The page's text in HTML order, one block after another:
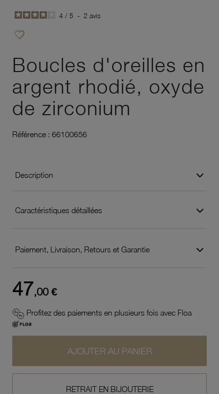
4 / 5 - 2 avis
favorite_border
Boucles d'oreilles en
argent rhodié, oxyde
de zirconium
Référence : 66100656
Description
Caractéristiques détaillées
Paiement, Livraison, Retours et Garantie
47,00 €
Profitez des paiements en plusieurs fois avec Floa
AJOUTER AU PANIER
RETRAIT EN BIJOUTERIE